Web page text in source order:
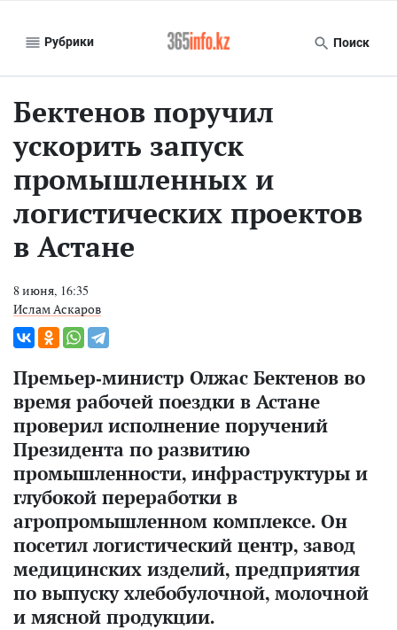
Рубрики Поиск
Бектенов поручил
ускорить запуск
промышленных и
логистических проектов
в Астане
8 июня, 16:35
Ислам Аскаров
Премьер-министр Олжас Бектенов во
время рабочей поездки в Астане
проверил исполнение поручений
Президента по развитию
промышленности, инфраструктуры и
глубокой переработки в
агропромышленном комплексе. Он
посетил логистический центр, завод
медицинских изделий, предприятия
по выпуску хлебобулочной, молочной
и мясной продукции.